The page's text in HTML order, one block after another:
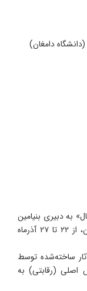
دامغان)
به دبیری بنیامین
خدابنده، دانشجوی دانشکده هنر دانشگاه دامغان، از ۲۲ تا ۲۷ آذرماه
آثار ساخته‌شده توسط
و ۵۲ اثر در بخش اصلی (رقابتی) به